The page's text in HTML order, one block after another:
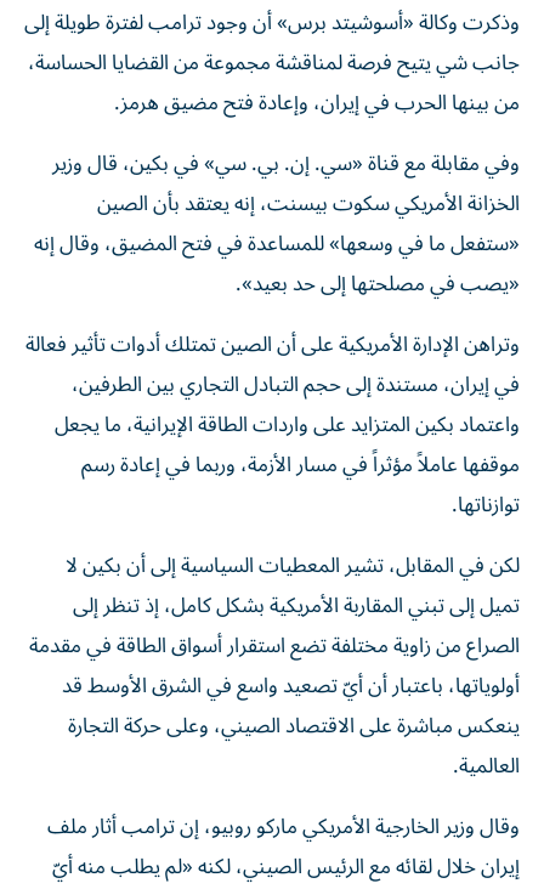
وذكرت وكالة «أسوشيتد برس» أن وجود ترامب لفترة طويلة إلى
جانب شي يتيح فرصة لمناقشة مجموعة من القضايا الحساسة،
من بينها الحرب في إيران، وإعادة فتح مضيق هرمز.
وفي مقابلة مع قناة «سي. إن. بي. سي» في بكين، قال وزير
الخزانة الأمريكي سكوت بيسنت، إنه يعتقد بأن الصين
«ستفعل ما في وسعها» للمساعدة في فتح المضيق، وقال إنه
«يصب في مصلحتها إلى حد بعيد».
وتراهن الإدارة الأمريكية على أن الصين تمتلك أدوات تأثير فعالة
في إيران، مستندة إلى حجم التبادل التجاري بين الطرفين،
واعتماد بكين المتزايد على واردات الطاقة الإيرانية، ما يجعل
موقفها عاملاً مؤثراً في مسار الأزمة، وربما في إعادة رسم
توازناتها.
لكن في المقابل، تشير المعطيات السياسية إلى أن بكين لا
تميل إلى تبني المقاربة الأمريكية بشكل كامل، إذ تنظر إلى
الصراع من زاوية مختلفة تضع استقرار أسواق الطاقة في مقدمة
أولوياتها، باعتبار أن أيّ تصعيد واسع في الشرق الأوسط قد
ينعكس مباشرة على الاقتصاد الصيني، وعلى حركة التجارة
العالمية.
وقال وزير الخارجية الأمريكي ماركو روبيو، إن ترامب أثار ملف
إيران خلال لقائه مع الرئيس الصيني، لكنه «لم يطلب منه أيّ